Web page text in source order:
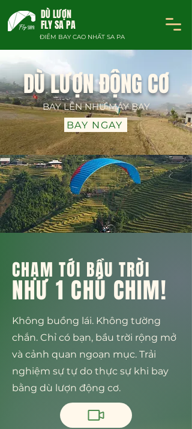
DÙ LƯỢN
FLY SA PA
ĐIỂM BAY CAO NHẤT SA PA
DÙ LƯỢN ĐỘNG CƠ
BAY LÊN NHƯ MÁY BAY
BAY NGAY
CHẠM TỚI BẦU TRỜI
NHƯ 1 CHÚ CHIM!
Không buồng lái. Không tường
chắn. Chỉ có bạn, bầu trời rộng mở
và cảnh quan ngoạn mục. Trải
nghiệm sự tự do thực sự khi bay
bằng dù lượn động cơ.